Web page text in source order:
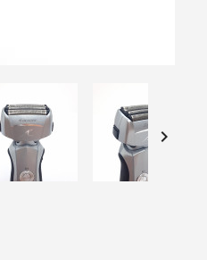
